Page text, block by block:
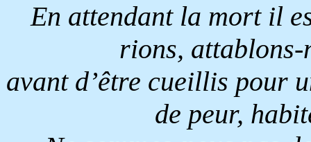
En attendant la mort il
rions, attablons-
avant d’être cueillis pour
de peur,